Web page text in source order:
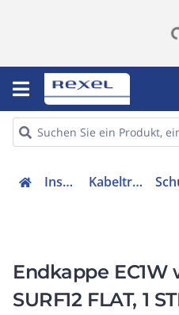
Installation Kabeltragsysteme
Endkappe
SURF12 FLAT, 1